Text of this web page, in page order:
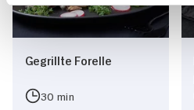
Gegrillte Forelle
30 min